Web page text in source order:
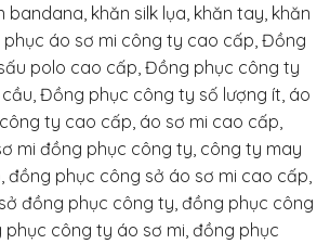
bandana, khăn silk lụa, khăn tay, khăn
áo sơ mi công ty cao cấp, Đồng
polo cao cấp, Đồng phục công ty
Đồng phục công ty số lượng ít, áo
ty cao cấp, áo sơ mi cao cấp,
mi đồng phục công ty, công ty may
đồng phục công sở áo sơ mi cao cấp,
đồng phục công ty, đồng phục công
công ty áo sơ mi, đồng phục